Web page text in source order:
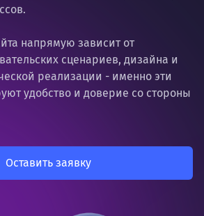
напрямую зависит от
сценариев, дизайна и
реализации - именно эти
удобство и доверие со стороны
Оставить заявку